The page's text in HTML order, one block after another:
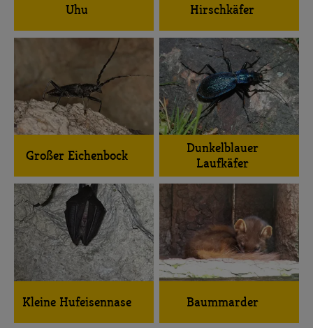
Uhu Hirschkäfer
Großer Eichenbock
Dunkelblauer
Laufkäfer
Kleine Hufeisennase Baummarder